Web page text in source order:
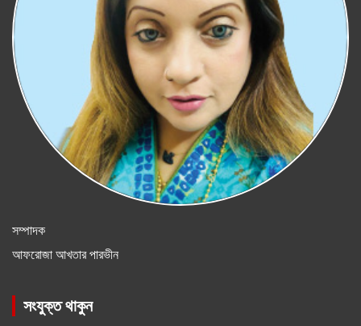
সম্পাদক
আফরোজা আখতার পারভীন
সংযুক্ত থাকুন